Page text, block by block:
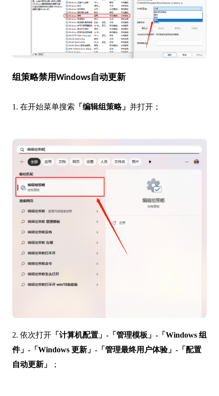
组策略禁用Windows自动更新
1. 在开始菜单搜索 「编辑组策略」 并打开；
2. 依次打开 「计算机配置」-「管理模板」-「Windows 组
件」-「Windows 更新」-「管理最终用户体验」-「配置
自动更新」
；